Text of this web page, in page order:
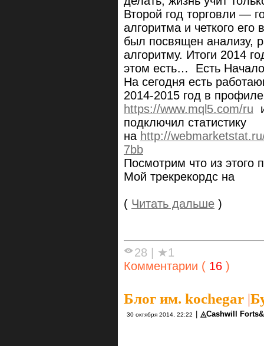
Второй год торговли —
алгоритма и четкого
был посвящен анализу,
алгоритму. Итоги 2014
этом есть… Есть
На сегодня есть
2014-2015 год в
https://www.mql5.com/ru
подключил статистику
на http://
7bb
Посмотрим что из этого
Мой трекрекордс на
( Читать дальше )
28
★1
Комментарии ( 16 )
Блог им. kochegar |
30 октября 2014, 22:22 ◬Cashwill